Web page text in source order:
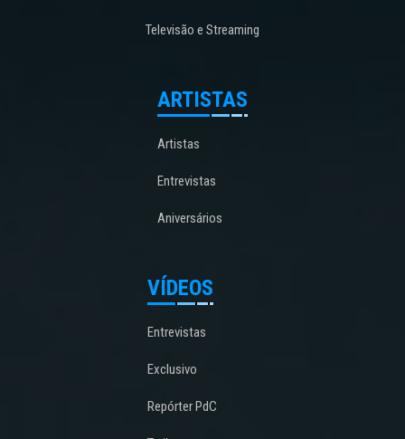
Televisão e Streaming
ARTISTAS
Artistas
Entrevistas
Aniversários
VÍDEOS
Entrevistas
Exclusivo
Repórter PdC